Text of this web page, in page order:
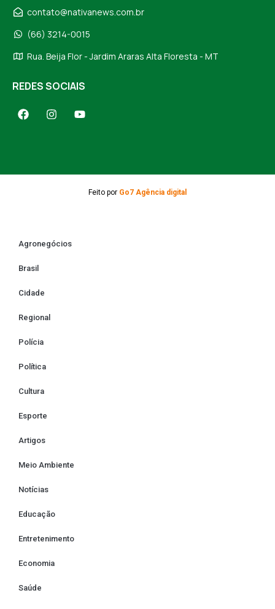
contato@nativanews.com.br
(66) 3214-0015
Rua. Beija Flor - Jardim Araras Alta Floresta - MT
REDES SOCIAIS
Feito por Go7 Agência digital
Agronegócios
Brasil
Cidade
Regional
Polícia
Política
Cultura
Esporte
Artigos
Meio Ambiente
Notícias
Educação
Entretenimento
Economia
Saúde